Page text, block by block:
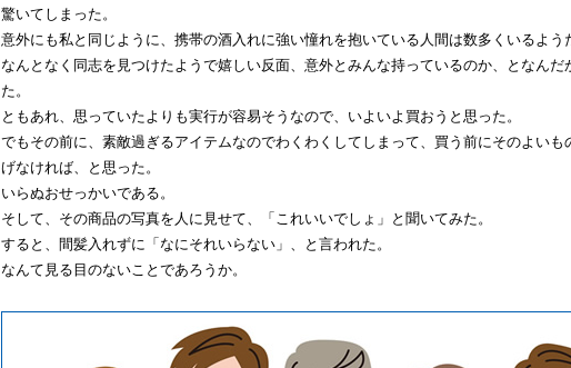
驚いてしまった。
意外にも私と同じように、携帯の酒入れに強い憧れを抱いている人間は数多くいるよう
なんとなく同志を見つけたようで嬉しい反面、意外とみんな持っているのか、となんだ
た。
ともあれ、思っていたよりも実行が容易そうなので、いよいよ買おうと思った。
でもその前に、素敵過ぎるアイテムなのでわくわくしてしまって、買う前にそのよいも
げなければ、と思った。
いらぬおせっかいである。
そして、その商品の写真を人に見せて、「これいいでしょ」と聞いてみた。
すると、間髪入れずに「なにそれいらない」、と言われた。
なんて見る目のないことであろうか。